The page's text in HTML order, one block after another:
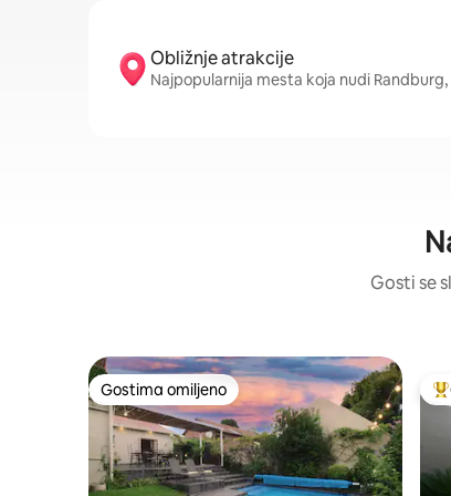
Obližnje atrakcije
Najpopularnija mesta koja nudi
Gosti se
Gostima omiljeno
Gostima omiljeno